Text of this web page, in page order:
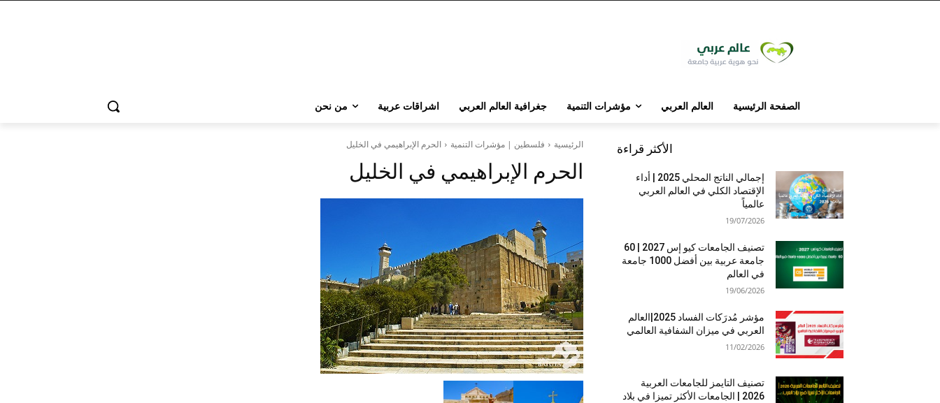
الصفحة الرئيسية العالم العربي مؤشرات التنمية جغرافية العالم العربي اشراقات عربية من نحن
الرئيسية فلسطين | مؤشرات التنمية الحرم الإبراهيمي في الخليل
الحرم الإبراهيمي في الخليل
الأكثر قراءة
إجمالي الناتج المحلي 2025 | أداء
الإقتصاد الكلي في العالم العربي
عالمياً
19/07/2026
تصنيف الجامعات كيو إس 2027 | 60
جامعة عربية بين أفضل 1000 جامعة
في العالم
19/06/2026
مؤشر مُدرَكات الفساد 2025|العالم
العربي في ميزان الشفافية العالمي
11/02/2026
تصنيف التايمز للجامعات العربية
2026 | الجامعات الأكثر تميزا في بلاد